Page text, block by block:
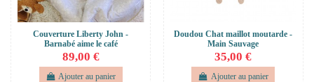
Couverture Liberty John -
Barnabé aime le café
89,00 €
Ajouter au panier
Doudou Chat maillot moutarde -
Main Sauvage
35,00 €
Ajouter au panier